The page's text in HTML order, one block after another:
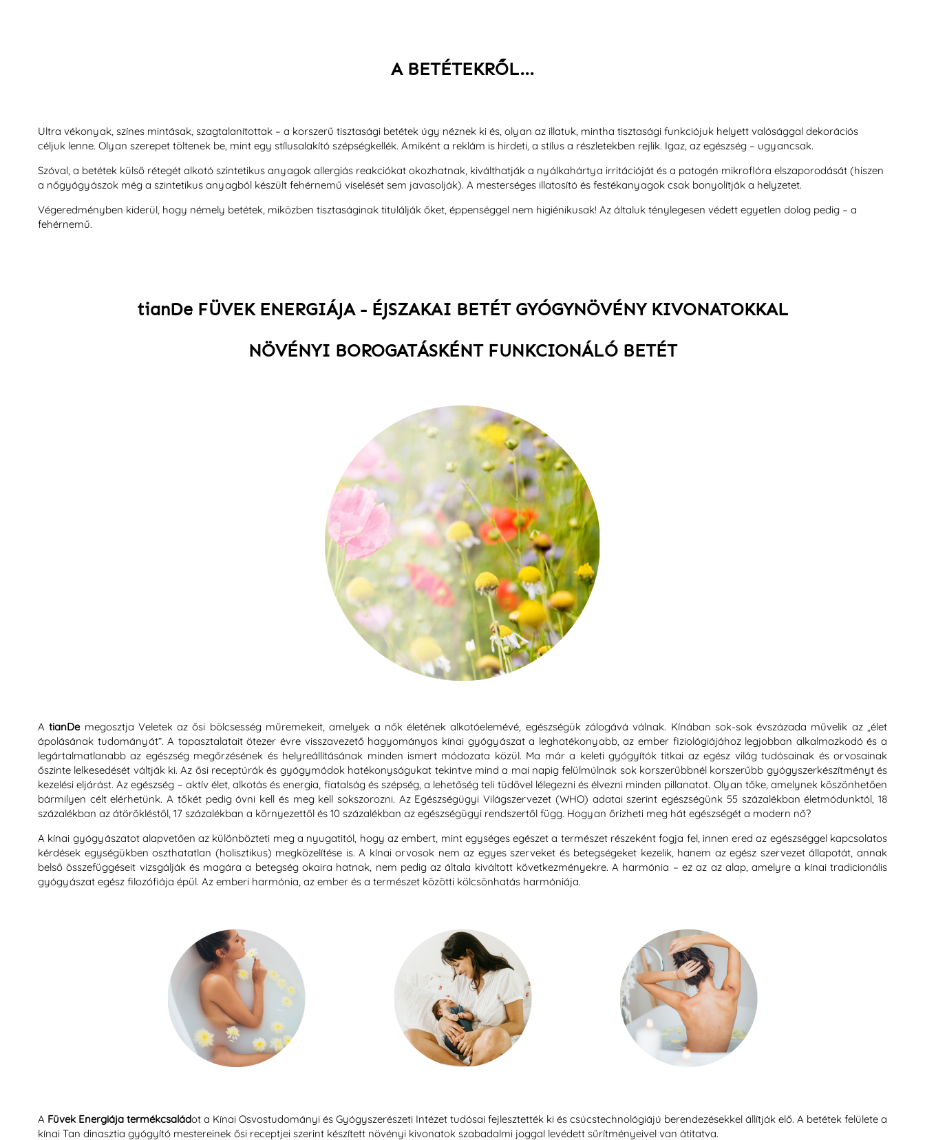
A BETÉTEKRŐL...
Ultra vékonyak, színes mintásak, szagtalanítottak – a korszerű tisztasági betétek úgy néznek ki és, olyan az illatuk, mintha tisztasági funkciójuk helyett valósággal dekorációs
céljuk lenne. Olyan szerepet töltenek be, mint egy stílusalakító szépségkellék. Amiként a reklám is hirdeti, a stílus a részletekben rejlik. Igaz, az egészség – ugyancsak.
Szóval, a betétek külső rétegét alkotó szintetikus anyagok allergiás reakciókat okozhatnak, kiválthatják a nyálkahártya irritációját és a patogén mikroflóra elszaporodását (hiszen
a nőgyógyászok még a szintetikus anyagból készült fehérnemű viselését sem javasolják). A mesterséges illatosító és festékanyagok csak bonyolítják a helyzetet.
Végeredményben kiderül, hogy némely betétek, miközben tisztaságinak titulálják őket, éppenséggel nem higiénikusak! Az általuk ténylegesen védett egyetlen dolog pedig – a
fehérnemű.
tianDe FÜVEK ENERGIÁJA - ÉJSZAKAI BETÉT GYÓGYNÖVÉNY KIVONATOKKAL
NÖVÉNYI BOROGATÁSKÉNT FUNKCIONÁLÓ BETÉT
AtianDemegosztja Veletek az ősi bölcsesség műremekeit, amelyek a nők életének alkotóelemévé, egészségük zálogává válnak. Kínában sok-sok évszázada művelik az „élet
ápolásának tudományát”. A tapasztalatait ötezer évre visszavezető hagyományos kínai gyógyászat a leghatékonyabb, az ember fiziológiájához legjobban alkalmazkodó és a
legártalmatlanabb az egészség megőrzésének és helyreállításának minden ismert módozata közül. Ma már a keleti gyógyítók titkai az egész világ tudósainak és orvosainak
őszinte lelkesedését váltják ki. Az ősi receptúrák és gyógymódok hatékonyságukat tekintve mind a mai napig felülmúlnak sok korszerűbbnél korszerűbb gyógyszerkészítményt és
kezelési eljárást. Az egészség – aktív élet, alkotás és energia, fiatalság és szépség, a lehetőség teli tüdővel lélegezni és élvezni minden pillanatot. Olyan tőke, amelynek köszönhetően
bármilyen célt elérhetünk. A tőkét pedig óvni kell és meg kell sokszorozni. Az Egészségügyi Világszervezet (WHO) adatai szerint egészségünk 55 százalékban életmódunktól, 18
százalékban az átörökléstől, 17 százalékban a környezettől és 10 százalékban az egészségügyi rendszertől függ. Hogyan őrizheti meg hát egészségét a modern nő?
A kínai gyógyászatot alapvetően az különbözteti meg a nyugatitól, hogy az embert, mint egységes egészet a természet részeként fogja fel, innen ered az egészséggel kapcsolatos
kérdések egységükben oszthatatlan (holisztikus) megközelítése is. A kínai orvosok nem az egyes szerveket és betegségeket kezelik, hanem az egész szervezet állapotát, annak
belső összefüggéseit vizsgálják és magára a betegség okaira hatnak, nem pedig az általa kiváltott következményekre. A harmónia – ez az az alap, amelyre a kínai tradicionális
gyógyászat egész filozófiája épül. Az emberi harmónia, az ember és a természet közötti kölcsönhatás harmóniája.
A Füvek Energiája termékcsaládot a Kínai Osvostudományi és Gyógyszerészeti Intézet tudósai fejlesztették ki és csúcstechnológiájú berendezésekkel állítják elő. A betétek felülete a
kínai Tan dinasztia gyógyító mestereinek ősi receptjei szerint készített növényi kivonatok szabadalmi joggal levédett sűrítményeivel van átitatva.